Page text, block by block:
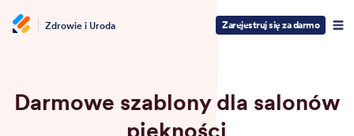
Zdrowie i Uroda Zarejestruj się za darmo
Darmowe szablony dla salonów